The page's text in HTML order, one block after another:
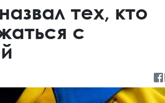
тех, кто
с